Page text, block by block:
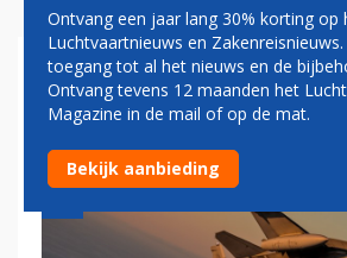
OEKRAÏNE MELDT
16, PILOOT
Ontvang een jaar lang 30% korting op
Luchtvaartnieuws en
toegang tot al het nieuws en de
Ontvang tevens 12 maanden het
Magazine in de mail of op de mat.
Bekijk aanbieding